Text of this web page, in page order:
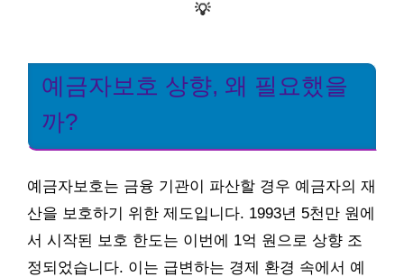
💡
예금자보호 상향, 왜 필요했을
까?
예금자보호는 금융 기관이 파산할 경우 예금자의 재
산을 보호하기 위한 제도입니다. 1993년 5천만 원에
서 시작된 보호 한도는 이번에 1억 원으로 상향 조
정되었습니다. 이는 급변하는 경제 환경 속에서 예